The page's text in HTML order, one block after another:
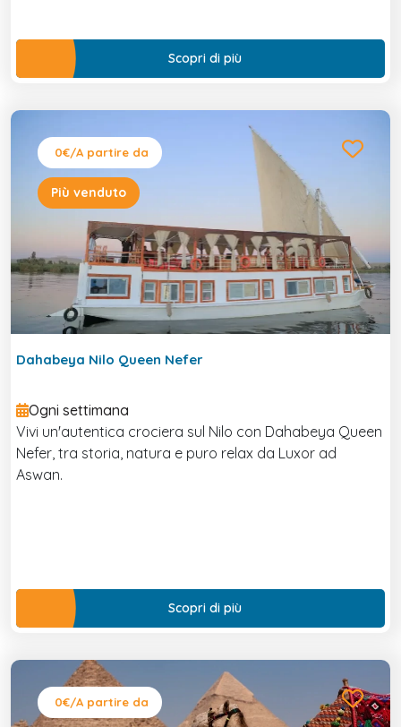
Scopri di più
0€/A partire da
Più venduto
Dahabeya Nilo Queen Nefer
Ogni settimana
Vivi un'autentica crociera sul Nilo con Dahabeya Queen
Nefer, tra storia, natura e puro relax da Luxor ad
Aswan.
Scopri di più
0€/A partire da